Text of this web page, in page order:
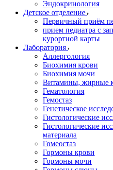
Эндокринология
Детское отделение
Первичный приём
прием педиатра с
курортной карты
Лаборатория
Аллергология
Биохимия крови
Биохимия мочи
Витамины, жирные
Гематология
Гемостаз
Генетическое
Гистологические
Гистологические
материала
Гомеостаз
Гормоны крови
Гормоны мочи